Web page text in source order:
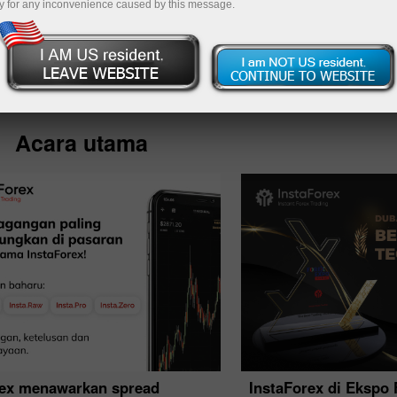
Deposit
Acara utama
menawarkan spread
InstaForex di Ekspo
for any inconvenience caused by this message.